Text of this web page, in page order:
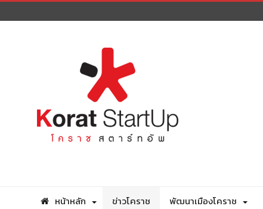
หน้าหลัก ข่าวโคราช พัฒนาเมืองโคราช